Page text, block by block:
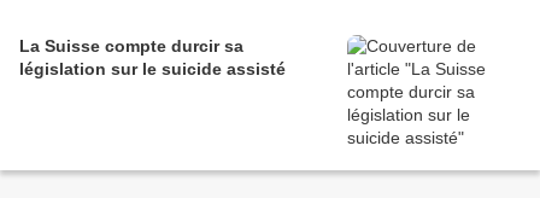
La Suisse compte durcir sa
législation sur le suicide assisté